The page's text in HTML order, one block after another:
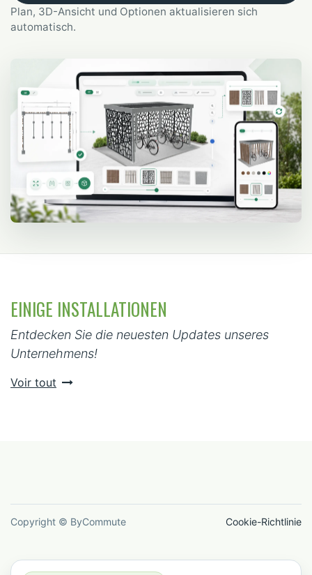
Plan, 3D-Ansicht und Optionen aktualisieren sich
automatisch.
EINIGE INSTALLATIONEN
Entdecken Sie die neuesten Updates unseres
Unternehmens!
Voir tout
Copyright © ByCommute Cookie-Richtlinie